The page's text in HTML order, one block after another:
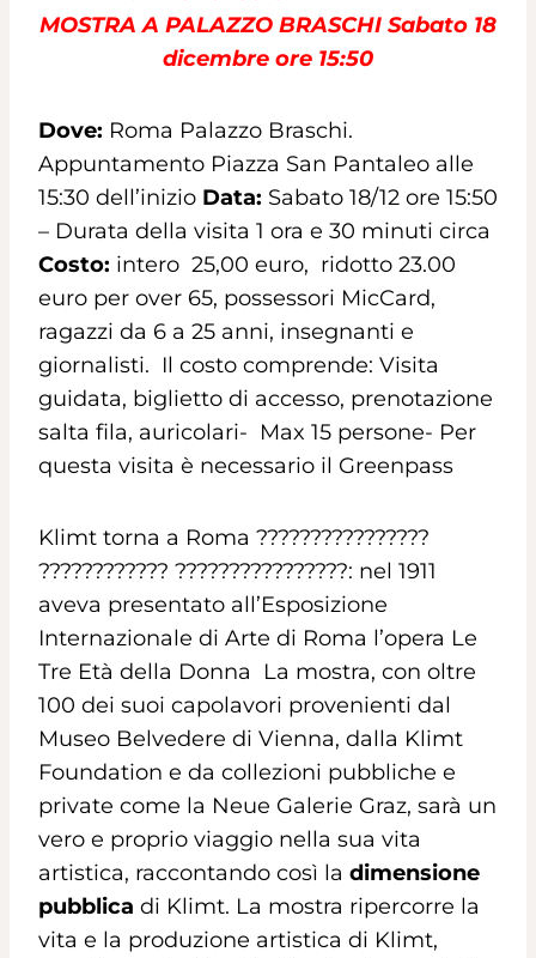
MOSTRA A PALAZZO BRASCHI Sabato 18
dicembre ore 15:50
Dove: Roma Palazzo Braschi.
Appuntamento Piazza San Pantaleo alle
15:30 dell’inizio Data: Sabato 18/12 ore 15:50
– Durata della visita 1 ora e 30 minuti circa
Costo: intero 25,00 euro, ridotto 23.00
euro per over 65, possessori MicCard,
ragazzi da 6 a 25 anni, insegnanti e
giornalisti. Il costo comprende: Visita
guidata, biglietto di accesso, prenotazione
salta fila, auricolari- Max 15 persone- Per
questa visita è necessario il Greenpass
Klimt torna a Roma ????????????????
???????????? ????????????????: nel 1911
aveva presentato all’Esposizione
Internazionale di Arte di Roma l’opera Le
Tre Età della Donna La mostra, con oltre
100 dei suoi capolavori provenienti dal
Museo Belvedere di Vienna, dalla Klimt
Foundation e da collezioni pubbliche e
private come la Neue Galerie Graz, sarà un
vero e proprio viaggio nella sua vita
artistica, raccontando così la dimensione
pubblica di Klimt. La mostra ripercorre la
vita e la produzione artistica di Klimt,